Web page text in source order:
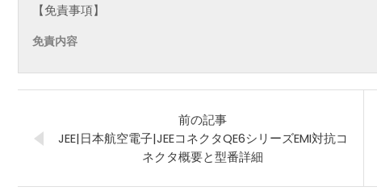
【免責事項】
免責内容
前の記事
JEE|日本航空電子|JEEコネクタQE6シリーズEMI対抗コ
ネクタ概要と型番詳細